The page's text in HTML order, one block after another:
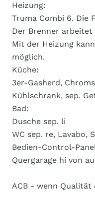
Heizung:
Truma Combi 6. Die
Der Brenner
Mit der Heizung
möglich.
Küche:
3er-Gasherd,
Kühlschrank, sep.
Bad:
Dusche sep. li
WC sep. re, Lavabo,
Bedien-Control-
Quergarage hi von
ACB - wenn Qualität